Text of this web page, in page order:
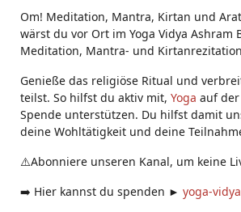
s:
Om! Meditation, Mantra, Kirtan und
wärst du vor Ort im Yoga Vidya Ashram
Meditation, Mantra- und
Genieße das religiöse Ritual und
teilst. So hilfst du aktiv mit, Yoga auf
Spende unterstützen. Du hilfst damit
deine Wohltätigkeit und deine
⚠️Abonniere unseren Kanal, um keine
➡️ Hier kannst du spenden ► yoga-